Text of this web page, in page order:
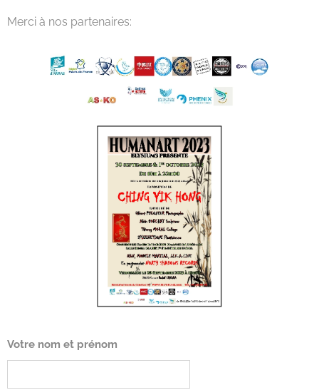
Merci à nos partenaires:
Votre nom et prénom